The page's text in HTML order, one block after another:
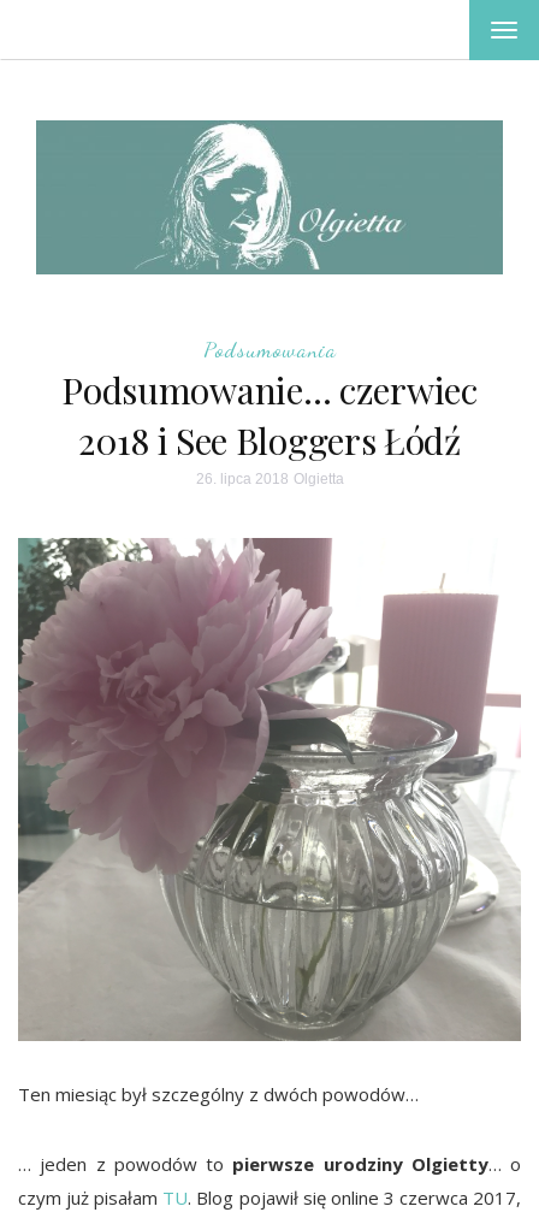
Podsumowania
Podsumowanie… czerwiec
2018 i See Bloggers Łódź
26. lipca 2018 Olgietta
Ten miesiąc był szczególny z dwóch powodów…
… jeden z powodów to pierwsze urodziny Olgietty… o
czym już pisałam TU. Blog pojawił się online 3 czerwca 2017,